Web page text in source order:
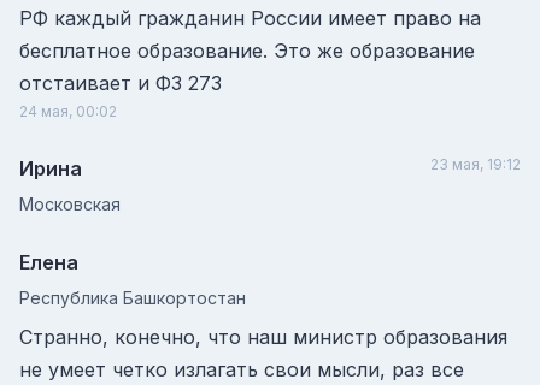
РФ каждый гражданин России имеет право на
бесплатное образование. Это же образование
отстаивает и ФЗ 273
24 мая, 00:02
Ирина
Московская
23 мая, 19:12
Елена
Республика Башкортостан
Странно, конечно, что наш министр образования
не умеет четко излагать свои мысли, раз все